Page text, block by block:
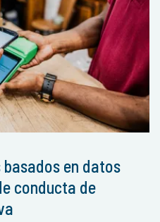
en datos
conducta de